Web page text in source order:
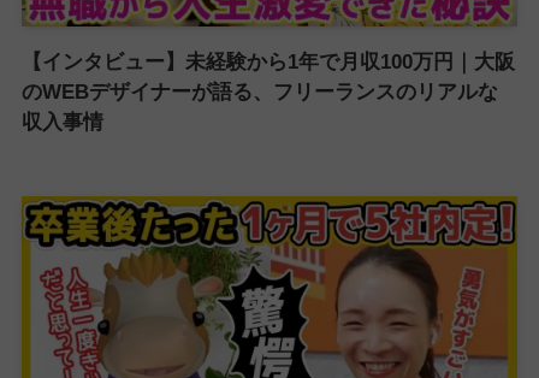
【インタビュー】未経験から1年で月収100万円｜大阪
のWEBデザイナーが語る、フリーランスのリアルな
収入事情